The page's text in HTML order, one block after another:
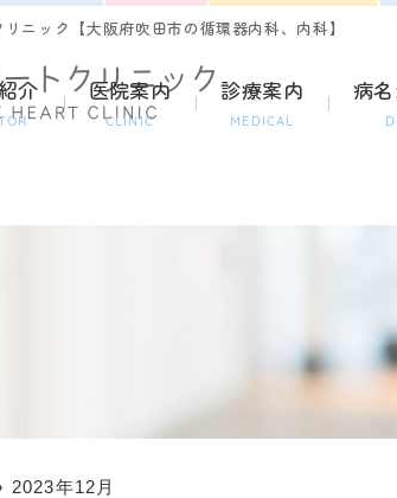
ニック【大阪府吹田市の循環器内科、内科】
介 医院案内
CLINIC
診療案内
MEDICAL
病
2023年12月